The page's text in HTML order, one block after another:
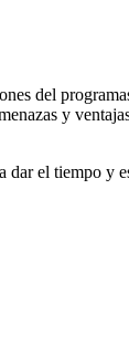
del
y
el tiempo